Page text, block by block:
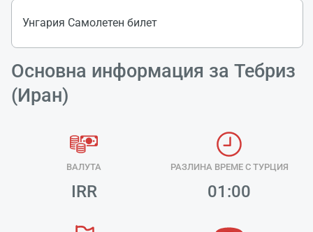
Унгария Самолетен билет
Основна информация за Тебриз
(Иран)
ВАЛУТА
IRR
РАЗЛИНА ВРЕМЕ С ТУРЦИЯ
01:00